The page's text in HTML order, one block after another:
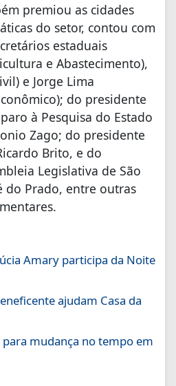
premiou as cidades
do setor, contou com
estaduais
e Abastecimento),
e Jorge Lima
do presidente
à Pesquisa do Estado
Zago; do presidente
Brito, e do
Legislativa de São
do Prado, entre outras
Amary participa da Noite
ajudam Casa da
mudança no tempo em